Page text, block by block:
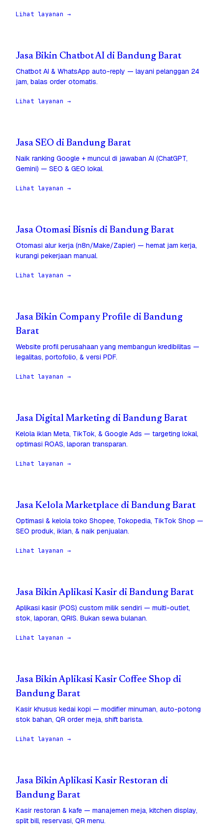
Lihat layanan →
Jasa Bikin Chatbot AI di Bandung Barat
Chatbot AI & WhatsApp auto-reply — layani pelanggan 24
jam, balas order otomatis.
Lihat layanan →
Jasa SEO di Bandung Barat
Naik ranking Google + muncul di jawaban AI (ChatGPT,
Gemini) — SEO & GEO lokal.
Lihat layanan →
Jasa Otomasi Bisnis di Bandung Barat
Otomasi alur kerja (n8n/Make/Zapier) — hemat jam kerja,
kurangi pekerjaan manual.
Lihat layanan →
Jasa Bikin Company Profile di Bandung
Barat
Website profil perusahaan yang membangun kredibilitas —
legalitas, portofolio, & versi PDF.
Lihat layanan →
Jasa Digital Marketing di Bandung Barat
Kelola iklan Meta, TikTok, & Google Ads — targeting lokal,
optimasi ROAS, laporan transparan.
Lihat layanan →
Jasa Kelola Marketplace di Bandung Barat
Optimasi & kelola toko Shopee, Tokopedia, TikTok Shop —
SEO produk, iklan, & naik penjualan.
Lihat layanan →
Jasa Bikin Aplikasi Kasir di Bandung Barat
Aplikasi kasir (POS) custom milik sendiri — multi-outlet,
stok, laporan, QRIS. Bukan sewa bulanan.
Lihat layanan →
Jasa Bikin Aplikasi Kasir Coffee Shop di
Bandung Barat
Kasir khusus kedai kopi — modifier minuman, auto-potong
stok bahan, QR order meja, shift barista.
Lihat layanan →
Jasa Bikin Aplikasi Kasir Restoran di
Bandung Barat
Kasir restoran & kafe — manajemen meja, kitchen display,
split bill, reservasi, QR menu.